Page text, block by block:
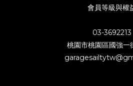
會員等級與權
03-3692213
桃園市桃園區國強